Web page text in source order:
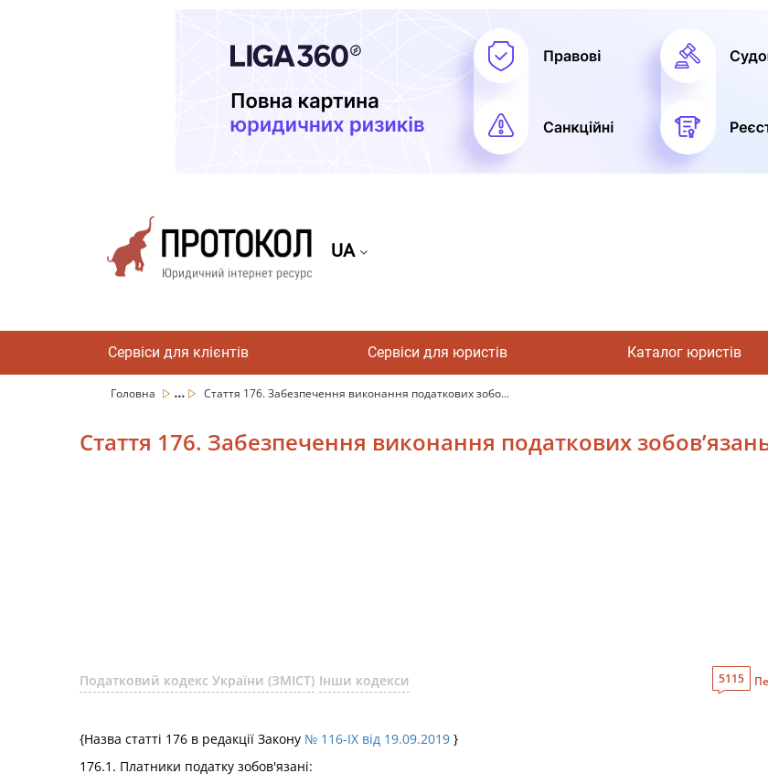
UA
Сервіси для клієнтів Сервіси для юристів Каталог юристів
Головна ... Стаття 176. Забезпечення виконання податкових зобо...
Стаття 176. Забезпечення виконання податкових
Податковий кодекс України (ЗМІСТ) Інши кодекси 5115
{Назва статті 176 в редакції Закону № 116-IX від 19.09.2019 }
176.1. Платники податку зобов'язані: